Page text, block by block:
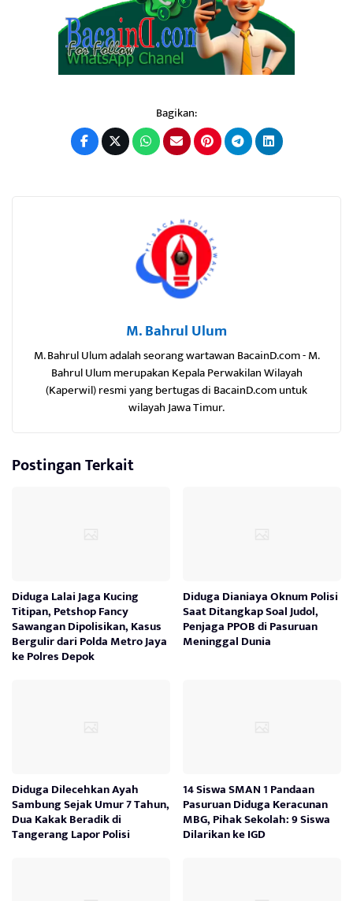
Bagikan:
M. Bahrul Ulum
M. Bahrul Ulum adalah seorang wartawan BacainD.com - M.
Bahrul Ulum merupakan Kepala Perwakilan Wilayah
(Kaperwil) resmi yang bertugas di BacainD.com untuk
wilayah Jawa Timur.
Postingan Terkait
Diduga Lalai Jaga Kucing
Titipan, Petshop Fancy
Sawangan Dipolisikan, Kasus
Bergulir dari Polda Metro Jaya
ke Polres Depok
Diduga Dianiaya Oknum Polisi
Saat Ditangkap Soal Judol,
Penjaga PPOB di Pasuruan
Meninggal Dunia
Diduga Dilecehkan Ayah
Sambung Sejak Umur 7 Tahun,
Dua Kakak Beradik di
Tangerang Lapor Polisi
14 Siswa SMAN 1 Pandaan
Pasuruan Diduga Keracunan
MBG, Pihak Sekolah: 9 Siswa
Dilarikan ke IGD